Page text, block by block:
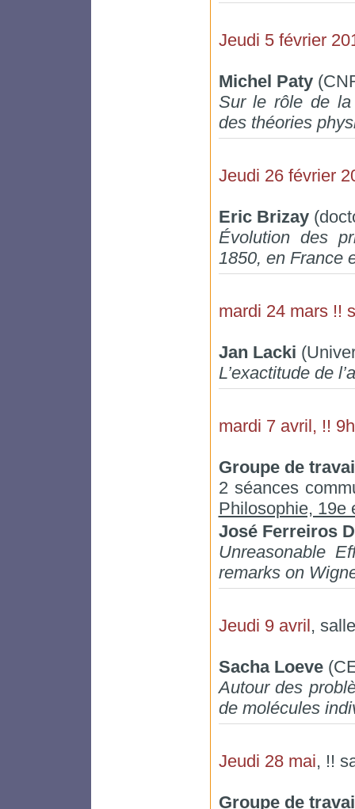
Jeudi 5 février
Michel Paty
Sur le rôle de la
des théories
Jeudi 26 février
Eric Brizay
Évolution des
1850, en France
mardi 24 mars !!
Jan Lacki
L’exactitude de
mardi 7 avril, !!
Groupe de
2 séances
Philosophie, 19e
José Ferreiros
Unreasonable
remarks on
Jeudi 9 avril,
Sacha Loeve
Autour des
de molécules
Jeudi 28 mai, !!
Groupe de